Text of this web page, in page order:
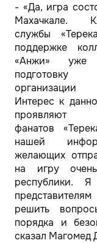
- «Да, игра
Махачкале.
службы
поддержке
«Анжи» уже
организации
Интерес к
проявляют
фанатов
нашей
желающих
на игру
республики.
решить
порядка и
сказал Магомед